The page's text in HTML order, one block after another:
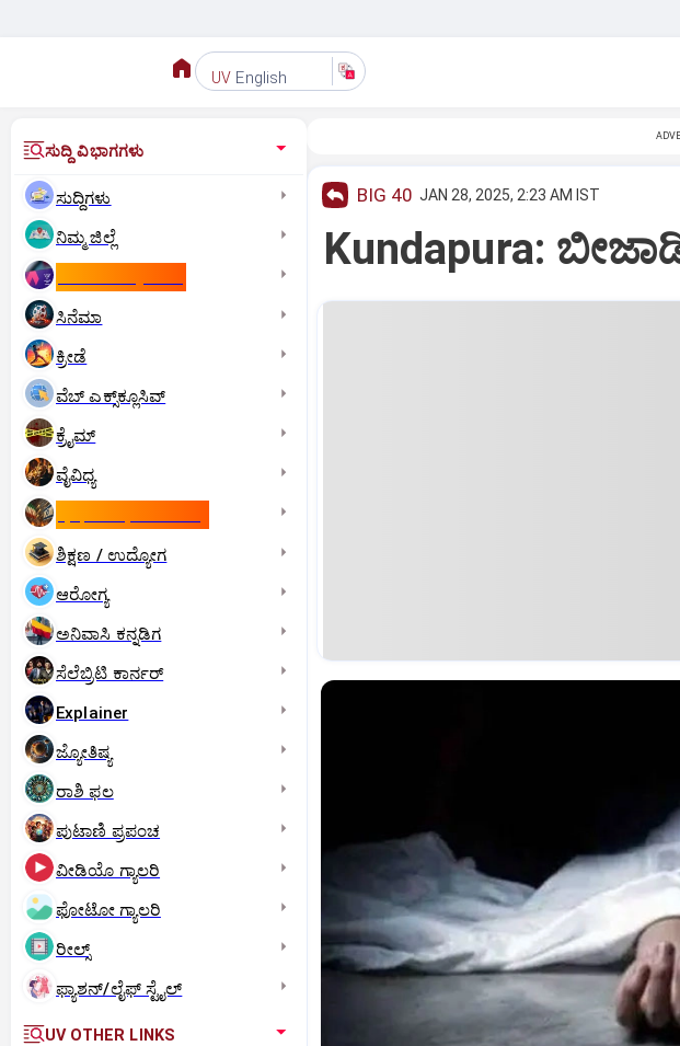
UV English
ಸುದ್ದಿ ವಿಭಾಗಗಳು
ಸುದ್ದಿಗಳು
ನಿಮ್ಮ ಜಿಲ್ಲೆ
ಸಿನೆಮಾ
ಕ್ರೀಡೆ
ವೆಬ್ ಎಕ್ಸ್‌ಕ್ಲೂಸಿವ್
ಕ್ರೈಮ್
ವೈವಿಧ್ಯ
ಶಿಕ್ಷಣ / ಉದ್ಯೋಗ
ಆರೋಗ್ಯ
ಅನಿವಾಸಿ ಕನ್ನಡಿಗ
ಸೆಲೆಬ್ರಿಟಿ ಕಾರ್ನರ್‌
Explainer
ಜ್ಯೋತಿಷ್ಯ
ರಾಶಿ ಫಲ
ಪುಟಾಣಿ ಪ್ರಪಂಚ
ವೀಡಿಯೊ ಗ್ಯಾಲರಿ
ಫೋಟೋ ಗ್ಯಾಲರಿ
ರೀಲ್ಸ್
ಫ್ಯಾಶನ್/ಲೈಫ್‌ ಸ್ಟೈಲ್
UV OTHER LINKS
BIG 40 JAN 28, 2025, 2:23 AM IST
Kundapura: